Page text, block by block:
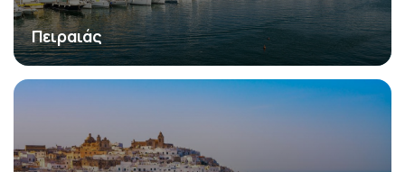
Πειραιάς